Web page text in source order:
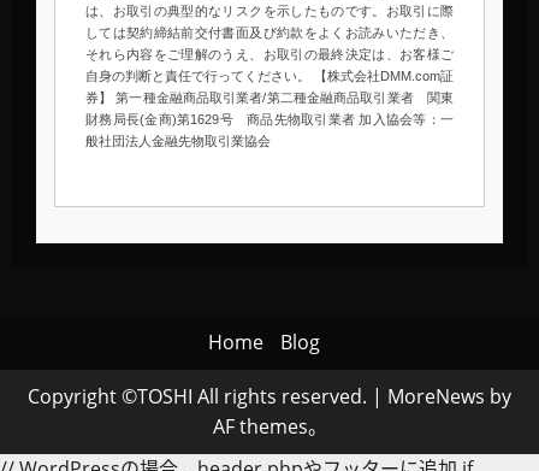
は、お取引の典型的なリスクを示したものです。お取引に際
しては契約締結前交付書面及び約款をよくお読みいただき、
それら内容をご理解のうえ、お取引の最終決定は、お客様ご
自身の判断と責任で行ってください。 【株式会社DMM.com証
券】 第一種金融商品取引業者/第二種金融商品取引業者 関東
財務局長(金商)第1629号 商品先物取引業者 加入協会等：一
般社団法人金融先物取引業協会
Home Blog
Copyright ©TOSHI All rights reserved. | MoreNews by
AF themes。